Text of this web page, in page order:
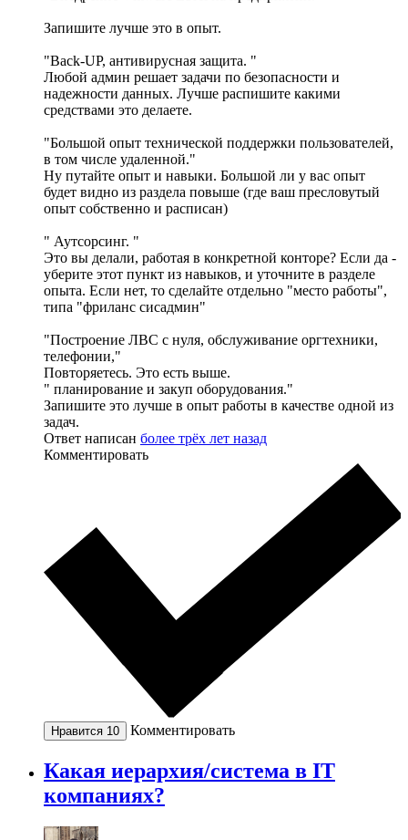
Запишите лучше это в опыт.
"Back-UP, антивирусная защита. "
Любой админ решает задачи по безопасности и
надежности данных. Лучше распишите какими
средствами это делаете.
"Большой опыт технической поддержки пользователей,
в том числе удаленной."
Ну путайте опыт и навыки. Большой ли у вас опыт
будет видно из раздела повыше (где ваш пресловутый
опыт собственно и расписан)
" Аутсорсинг. "
Это вы делали, работая в конкретной конторе? Если да -
уберите этот пункт из навыков, и уточните в разделе
опыта. Если нет, то сделайте отдельно "место работы",
типа "фриланс сисадмин"
"Построение ЛВС с нуля, обслуживание оргтехники,
телефонии,"
Повторяетесь. Это есть выше.
" планирование и закуп оборудования."
Запишите это лучше в опыт работы в качестве одной из
задач.
Ответ написан более трёх лет назад
Комментировать
Нравится 10 Комментировать
Какая иерархия/система в IT
компаниях?